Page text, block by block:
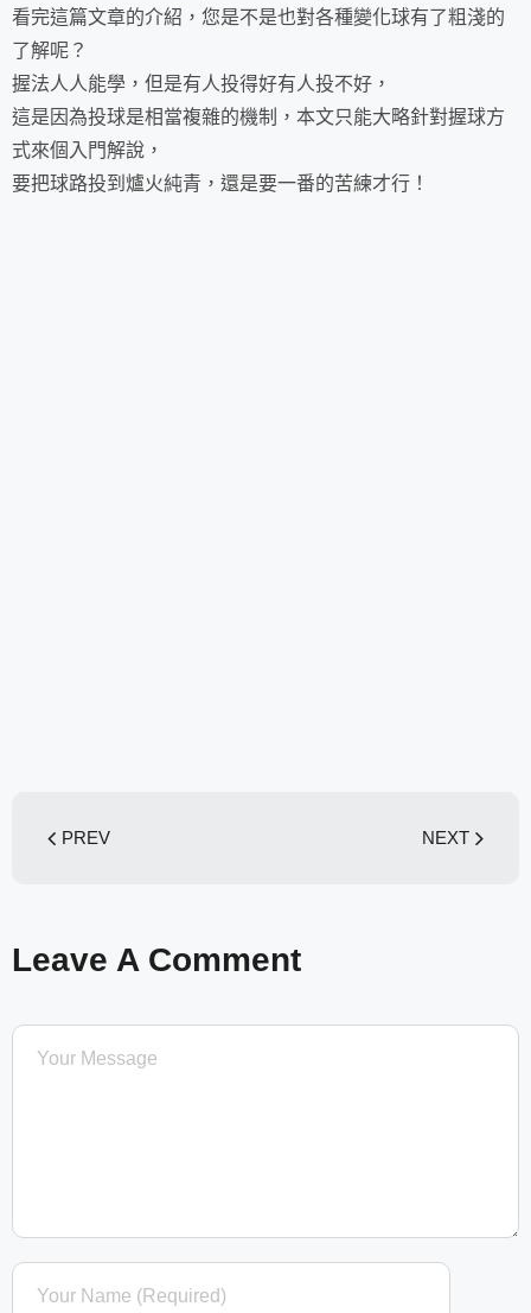
看完這篇文章的介紹，您是不是也對各種變化球有了粗淺的
了解呢？
握法人人能學，但是有人投得好有人投不好，
這是因為投球是相當複雜的機制，本文只能大略針對握球方
式來個入門解說，
要把球路投到爐火純青，還是要一番的苦練才行！
PREV NEXT
Leave A Comment